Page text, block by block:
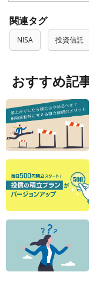
関連タグ
NISA 投資信託
おすすめ記